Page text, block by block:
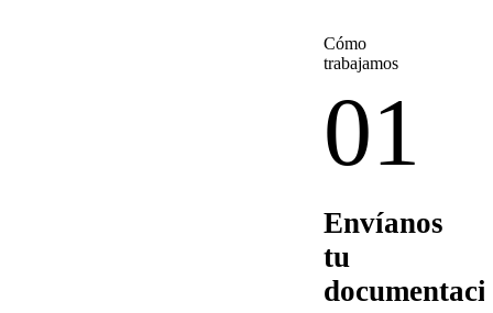
Cómo
trabajamos
01
Envíanos
tu